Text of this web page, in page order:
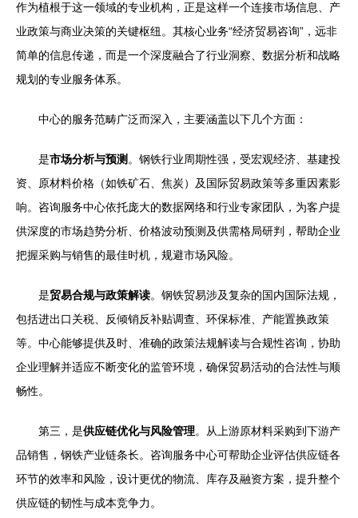
作为植根于这一领域的专业机构，正是这样一个连接市场信息、产
业政策与商业决策的关键枢纽。其核心业务“经济贸易咨询”，远非
简单的信息传递，而是一个深度融合了行业洞察、数据分析和战略
规划的专业服务体系。
中心的服务范畴广泛而深入，主要涵盖以下几个方面：
是市场分析与预测。钢铁行业周期性强，受宏观经济、基建投
资、原材料价格（如铁矿石、焦炭）及国际贸易政策等多重因素影
响。咨询服务中心依托庞大的数据网络和行业专家团队，为客户提
供深度的市场趋势分析、价格波动预测及供需格局研判，帮助企业
把握采购与销售的最佳时机，规避市场风险。
是贸易合规与政策解读。钢铁贸易涉及复杂的国内国际法规，
包括进出口关税、反倾销反补贴调查、环保标准、产能置换政策
等。中心能够提供及时、准确的政策法规解读与合规性咨询，协助
企业理解并适应不断变化的监管环境，确保贸易活动的合法性与顺
畅性。
第三，是供应链优化与风险管理。从上游原材料采购到下游产
品销售，钢铁产业链条长。咨询服务中心可帮助企业评估供应链各
环节的效率和风险，设计更优的物流、库存及融资方案，提升整个
供应链的韧性与成本竞争力。